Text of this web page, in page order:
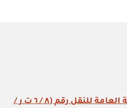
قرار الهيئة العامة للنقل رقم (٨ / ٦ ت ر /